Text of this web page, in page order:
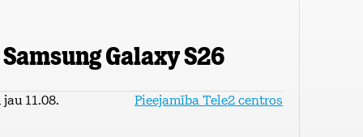
Galaxy S26
11.08. Pieejamība Tele2 centros